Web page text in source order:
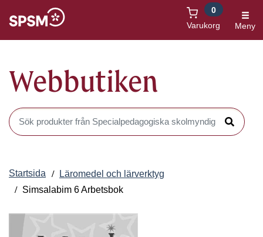
Varukorg
0
Meny
Webbutiken
Sök produkter i Webbutiken
Sök
Startsida
Läromedel och lärverktyg
Simsalabim 6 Arbetsbok